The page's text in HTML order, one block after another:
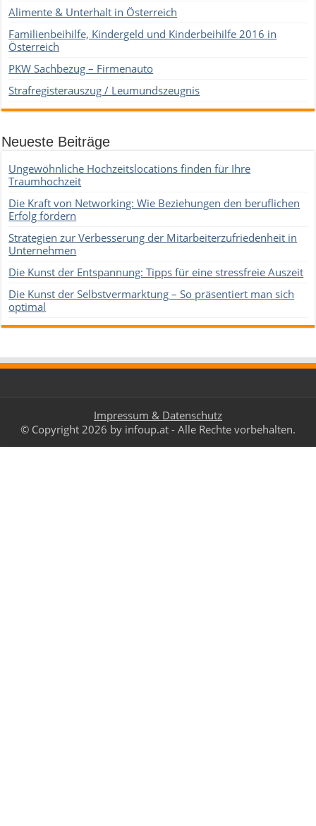
Alimente & Unterhalt in Österreich
Familienbeihilfe, Kindergeld und Kinderbeihilfe 2016 in
Österreich
PKW Sachbezug – Firmenauto
Strafregisterauszug / Leumundszeugnis
Neueste Beiträge
Ungewöhnliche Hochzeitslocations finden für Ihre
Traumhochzeit
Die Kraft von Networking: Wie Beziehungen den beruflichen
Erfolg fördern
Strategien zur Verbesserung der Mitarbeiterzufriedenheit in
Unternehmen
Die Kunst der Entspannung: Tipps für eine stressfreie Auszeit
Die Kunst der Selbstvermarktung – So präsentiert man sich
optimal
Impressum & Datenschutz
© Copyright 2026 by infoup.at - Alle Rechte vorbehalten.